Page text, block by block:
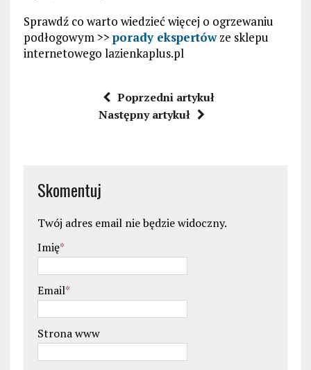
Sprawdź co warto wiedzieć więcej o ogrzewaniu
podłogowym >> porady ekspertówze sklepu
internetowego lazienkaplus.pl
Poprzedni artykuł
Następny artykuł
Skomentuj
Twój adres email nie będzie widoczny.
Imię*
Email*
Strona www